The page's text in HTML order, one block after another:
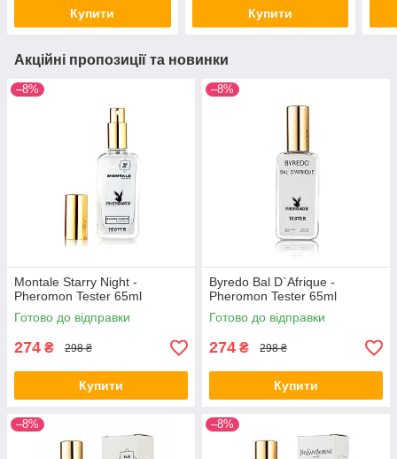
Купити Купити
Акційні пропозиції та новинки
–8%
Montale Starry Night -
Pheromon Tester 65ml
Готово до відправки
274 ₴ 298 ₴
Купити
–8%
Byredo Bal D`Afrique -
Pheromon Tester 65ml
Готово до відправки
274 ₴ 298 ₴
Купити
–8% –8%